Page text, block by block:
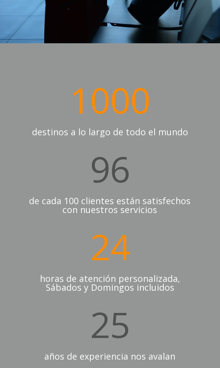
1000
destinos a lo largo de todo el mundo
96
de cada 100 clientes están satisfechos
con nuestros servicios
24
horas de atención personalizada,
Sábados y Domingos incluidos
25
años de experiencia nos avalan